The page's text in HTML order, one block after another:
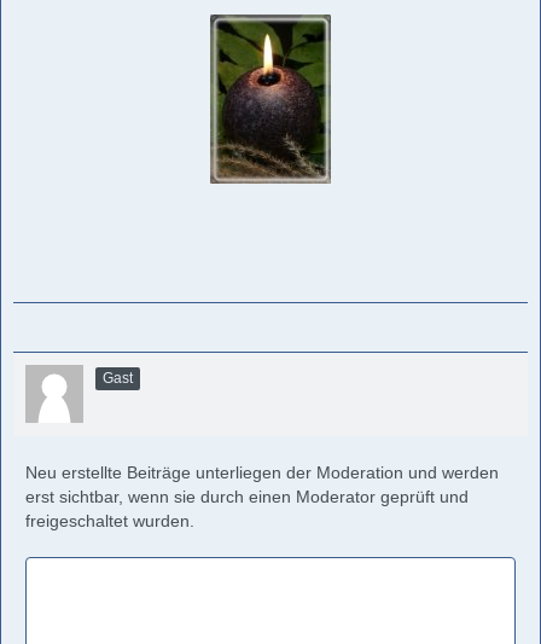
Gast
Neu erstellte Beiträge unterliegen der Moderation und werden
erst sichtbar, wenn sie durch einen Moderator geprüft und
freigeschaltet wurden.